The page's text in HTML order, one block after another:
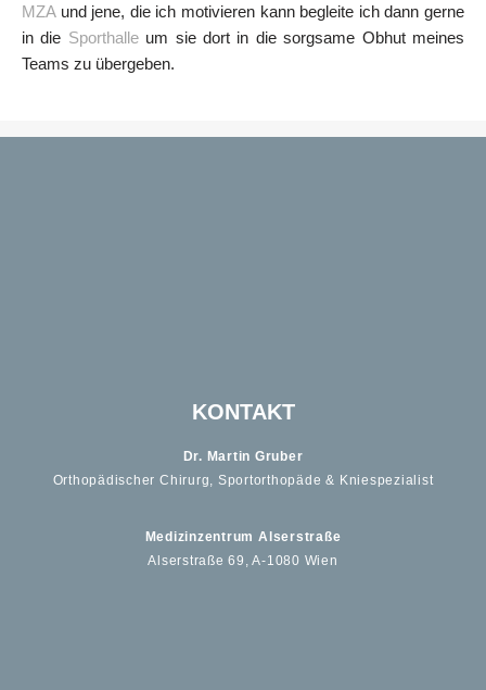
MZAund jene, die ich motivieren kann begleite ich dann gerne
in die Sporthalleum sie dort in die sorgsame Obhut meines
Teams zu übergeben.
KONTAKT
Dr. Martin Gruber
Orthopädischer Chirurg, Sportorthopäde & Kniespezialist
Medizinzentrum Alserstraße
Alserstraße 69, A-1080 Wien